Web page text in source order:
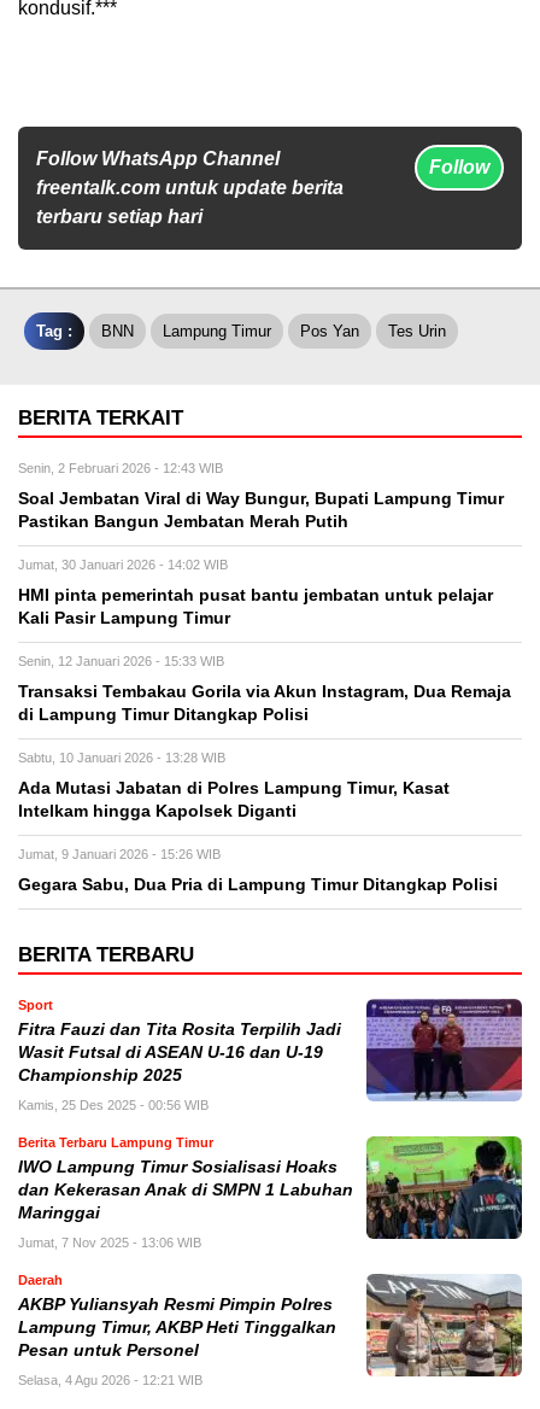
kondusif.***
Follow WhatsApp Channel
freentalk.com untuk update berita
terbaru setiap hari
Follow
Tag : BNN Lampung Timur Pos Yan Tes Urin
BERITA TERKAIT
Senin, 2 Februari 2026 - 12:43 WIB
Soal Jembatan Viral di Way Bungur, Bupati Lampung Timur
Pastikan Bangun Jembatan Merah Putih
Jumat, 30 Januari 2026 - 14:02 WIB
HMI pinta pemerintah pusat bantu jembatan untuk pelajar
Kali Pasir Lampung Timur
Senin, 12 Januari 2026 - 15:33 WIB
Transaksi Tembakau Gorila via Akun Instagram, Dua Remaja
di Lampung Timur Ditangkap Polisi
Sabtu, 10 Januari 2026 - 13:28 WIB
Ada Mutasi Jabatan di Polres Lampung Timur, Kasat
Intelkam hingga Kapolsek Diganti
Jumat, 9 Januari 2026 - 15:26 WIB
Gegara Sabu, Dua Pria di Lampung Timur Ditangkap Polisi
BERITA TERBARU
Sport
Fitra Fauzi dan Tita Rosita Terpilih Jadi
Wasit Futsal di ASEAN U-16 dan U-19
Championship 2025
Kamis, 25 Des 2025 - 00:56 WIB
Berita Terbaru Lampung Timur
IWO Lampung Timur Sosialisasi Hoaks
dan Kekerasan Anak di SMPN 1 Labuhan
Maringgai
Jumat, 7 Nov 2025 - 13:06 WIB
Daerah
AKBP Yuliansyah Resmi Pimpin Polres
Lampung Timur, AKBP Heti Tinggalkan
Pesan untuk Personel
Selasa, 4 Agu 2026 - 12:21 WIB